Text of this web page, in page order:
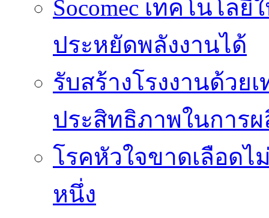
Socomec เทคโนโล
ประหยัดพลังงานได้
รับสร้างโรงงานด้วย
ประสิทธิภาพในการ
โรคหัวใจขาดเลือด
หนึ่ง